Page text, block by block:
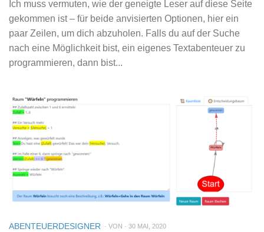
Ich muss vermuten, wie der geneigte Leser auf diese Seite
gekommen ist – für beide anvisierten Optionen, hier ein
paar Zeilen, um dich abzuholen. Falls du auf der Suche
nach eine Möglichkeit bist, ein eigenes Textabenteuer zu
programmieren, dann bist...
ABENTEUERDESIGNER · VON · 30 MAI, 2020